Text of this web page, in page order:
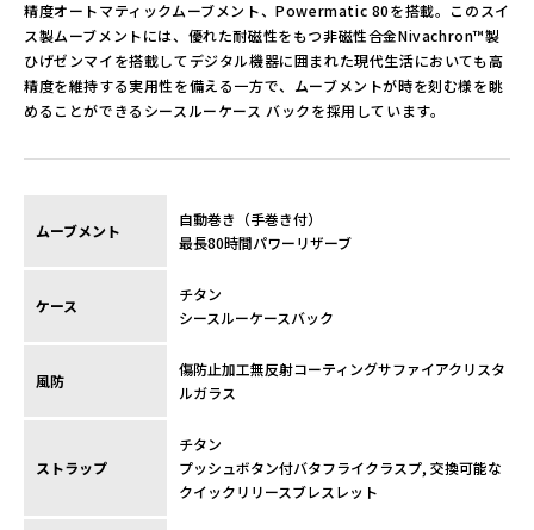
精度オートマティックムーブメント、Powermatic 80を搭載。このスイ
ス製ムーブメントには、優れた耐磁性をもつ非磁性合金Nivachron™製
ひげゼンマイを搭載してデジタル機器に囲まれた現代生活においても高
精度を維持する実用性を備える一方で、ムーブメントが時を刻む様を眺
めることができるシースルーケース バックを採用しています。
ムーブメント
自動巻き（手巻き付）
最長80時間パワーリザーブ
ケース
チタン
シースルーケースバック
風防
傷防止加工無反射コーティングサファイアクリスタ
ルガラス
ストラップ
チタン
プッシュボタン付バタフライクラスプ, 交換可能な
クイックリリースブレスレット